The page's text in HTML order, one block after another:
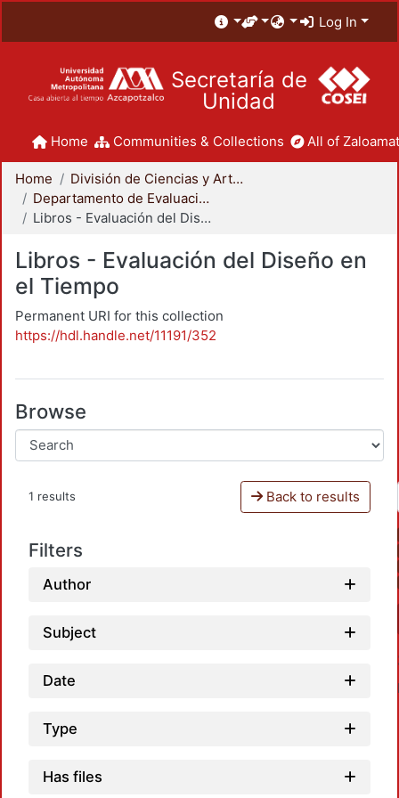
Log In
Secretaría de
Unidad
Home Communities & Collections All of
Home
División de Ciencias y Artes para el Diseño
Departamento de Evaluación del Diseño en el Tiempo
Libros - Evaluación del Diseño en el Tiempo
Libros - Evaluación del Diseño en
el Tiempo
Permanent URI for this collection
https://hdl.handle.net/11191/352
Browse
1 results Back to results
Filters
Author
Subject
Date
Type
Has files